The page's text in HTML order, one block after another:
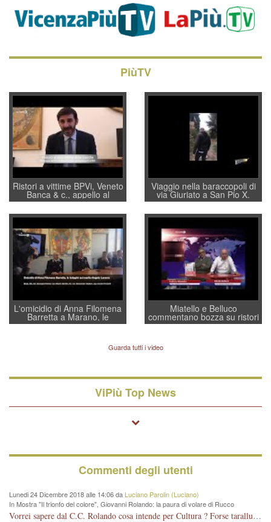
PiùTV
Ristori a vittime BPVi, Veneto
Banca & c., appello al
sottosegretario Alessio
Villarosa: per mettere ordine
convochi con Di Maio CNCU
a supporto della cabina di
regia al Mef
Viaggio nella baraccopoli di
via Giuriato a San Pio X.
Vicenza ai Vicentini: “faremo
un regalo di Natale ai
residenti”
L'omicidio di Anna Filomena
Barretta a Marano, le
indagini dei carabinieri di
quelle di... Barbara D'Urso
Miatello e Belluco
commentano bozza su ristori
BPVi e Veneto Banca
Guarda tutti i video
ViPiù Top News
Commenti degli utenti
Lunedi 24 Dicembre 2018 alle 14:06 da Luciano Parolin (Luciano)
In Mostra "Il trionfo del colore", Giovanni Rolando: la paura di volare di Rucco
Vorrei sapere dal C.C. Rolando cosa intende per Cultura ? Forse tarallucci, vino e sagre, o spaghetti tricolori del PD ? Il continuo (s)parlare della mostra a Palazzo Chiericati caro consigliere DANNEGGIA FORTEMENTE l'immagine della città TUTTA e fa deviare i consensi che in RUSSIA (badi bene ex U.R.S.S.) sono ECCELLENTI. A livello artistico l'evento è di alta Valenza culturale, COMPITO di Tutta la Cittadinanza fare il possibile per propagandare l'iniziativa senza farne UN CASO PARTITICO come fa Lei da sempre. Meno Gazebo + Partecipazione! E così sia. Amen.